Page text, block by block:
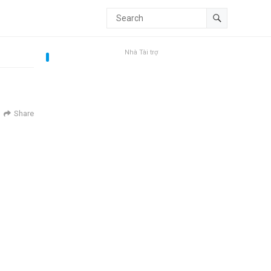
Share
Nhà Tài trợ